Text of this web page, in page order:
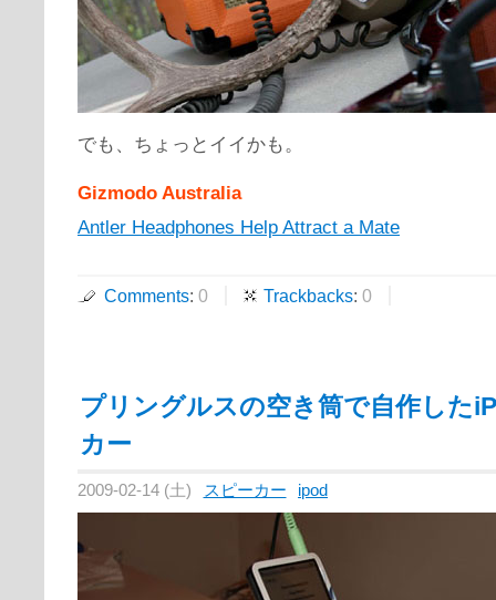
でも、ちょっとイイかも。
Gizmodo Australia
Antler Headphones Help Attract a Mate
Comments: 0 Trackbacks: 0
プリングルスの空き筒で自作した
カー
2009-02-14 (土) スピーカー ipod